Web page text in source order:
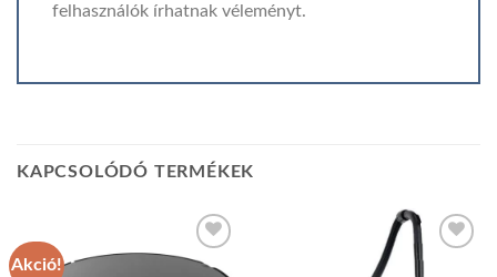
felhasználók írhatnak véleményt.
KAPCSOLÓDÓ TERMÉKEK
Akció!